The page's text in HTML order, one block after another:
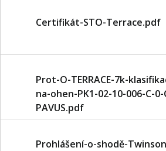
Certifikát-STO-Terrace.pdf
Prot-O-TERRACE-7k-
na-ohen-PK1-02-10-006-C-0-
PAVUS.pdf
Prohlášení-o-shodě-